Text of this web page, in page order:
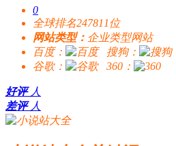
0
全球排名247811位
网站类型： 企业类型网站
百度：
搜狗：
谷歌：
360：
好评 人
差评 人